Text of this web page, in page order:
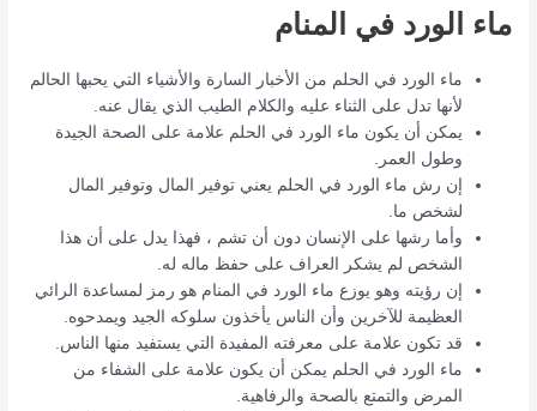
ماء الورد في المنام
ماء الورد في الحلم من الأخبار السارة والأشياء التي يحبها الحالم
لأنها تدل على الثناء عليه والكلام الطيب الذي يقال عنه.
يمكن أن يكون ماء الورد في الحلم علامة على الصحة الجيدة
وطول العمر.
إن رش ماء الورد في الحلم يعني توفير المال وتوفير المال
لشخص ما.
وأما رشها على الإنسان دون أن تشم ، فهذا يدل على أن هذا
الشخص لم يشكر العراف على حفظ ماله له.
إن رؤيته وهو يوزع ماء الورد في المنام هو رمز لمساعدة الرائي
العظيمة للآخرين وأن الناس يأخذون سلوكه الجيد ويمدحوه.
قد تكون علامة على معرفته المفيدة التي يستفيد منها الناس.
ماء الورد في الحلم يمكن أن يكون علامة على الشفاء من
المرض والتمتع بالصحة والرفاهية.